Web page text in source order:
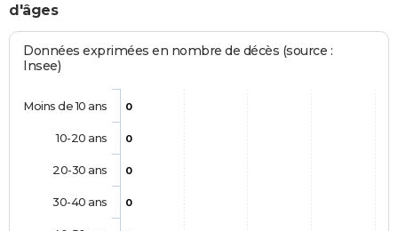
d'âges
Données exprimées en nombre de décès (source :
Insee)
0
0
0
0
Moins de 10 ans
10-20 ans
20-30 ans
30-40 ans